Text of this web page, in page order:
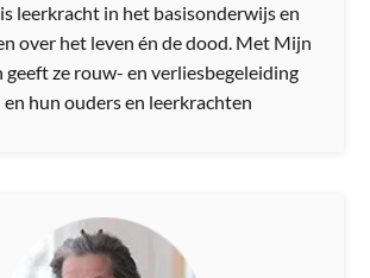
leerkracht in het basisonderwijs en
over het leven én de dood. Met Mijn
geeft ze rouw- en verliesbegeleiding
hun ouders en leerkrachten